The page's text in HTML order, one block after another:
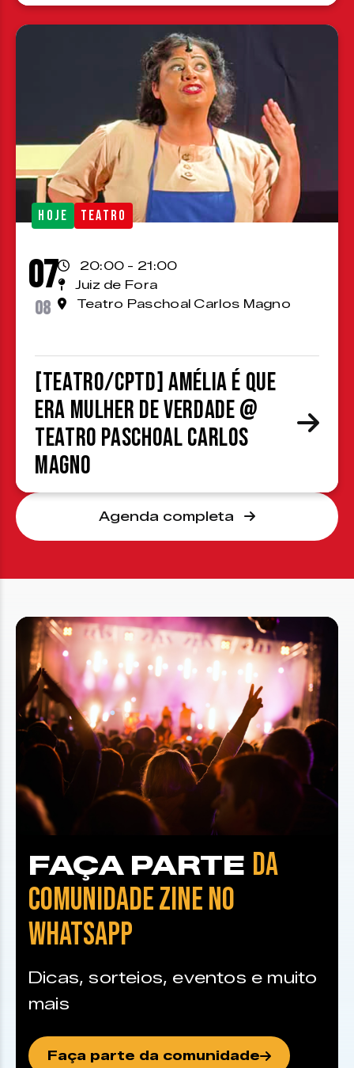
HOJE TEATRO
07
08
20:00 - 21:00
Juiz de Fora
Teatro Paschoal Carlos Magno
[TEATRO/CPTD] Amélia é que
era mulher de verdade @
Teatro Paschoal Carlos
Magno
Agenda completa
FAÇA PARTE DA
COMUNIDADE ZINE NO
WHATSAPP
Dicas, sorteios, eventos e muito
mais
Faça parte da comunidade